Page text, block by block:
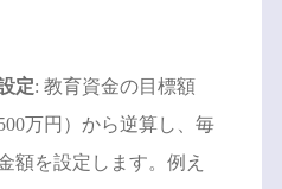
定: 教育資金の目標額
万円）から逆算し、毎
額を設定します。例え